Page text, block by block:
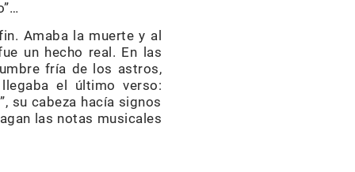
Amaba la muerte y al
un hecho real. En las
fría de los astros,
el último verso:
su cabeza hacía signos
las notas musicales